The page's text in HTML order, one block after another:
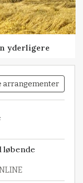
yderligere
arrangementer
løbende